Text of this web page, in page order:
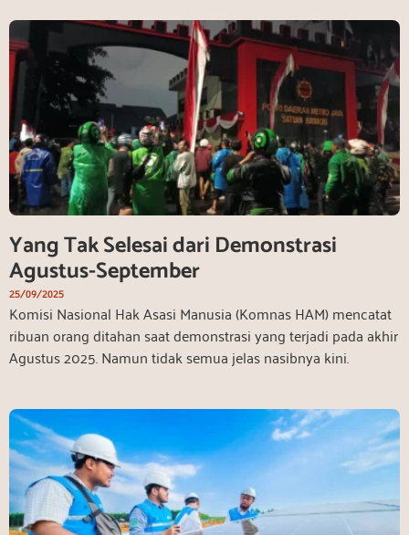
Yang Tak Selesai dari Demonstrasi
Agustus-September
25/09/2025
Komisi Nasional Hak Asasi Manusia (Komnas HAM) mencatat
ribuan orang ditahan saat demonstrasi yang terjadi pada akhir
Agustus 2025. Namun tidak semua jelas nasibnya kini.